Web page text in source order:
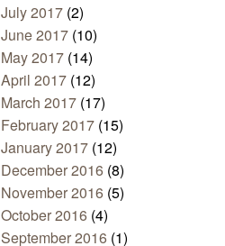
July 2017 (2)
June 2017 (10)
May 2017 (14)
April 2017 (12)
March 2017 (17)
February 2017 (15)
January 2017 (12)
December 2016 (8)
November 2016 (5)
October 2016 (4)
September 2016 (1)